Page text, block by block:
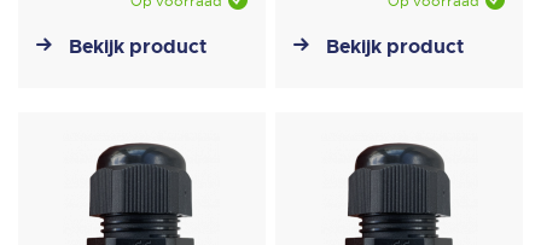
Bekijk product Bekijk product